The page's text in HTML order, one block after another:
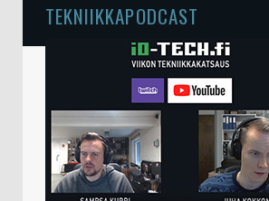
TEKNIIKKAPODCAST